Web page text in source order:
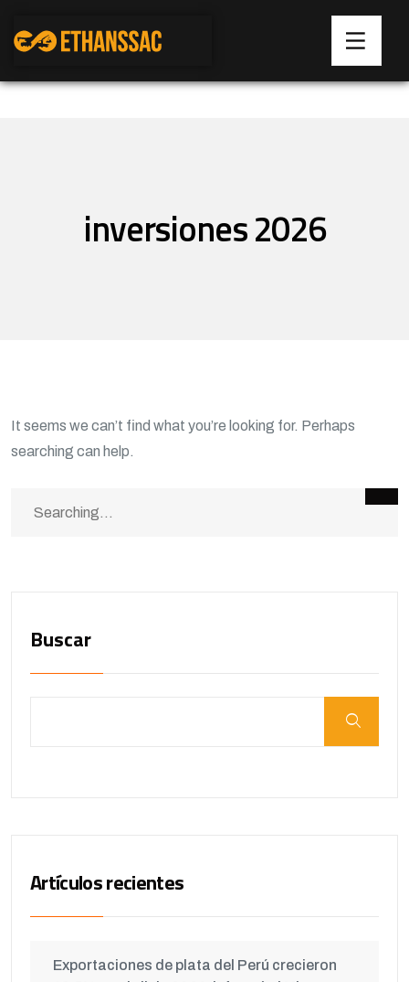
inversiones 2026
It seems we can’t find what you’re looking for. Perhaps
searching can help.
Buscar
Artículos recientes
Exportaciones de plata del Perú crecieron